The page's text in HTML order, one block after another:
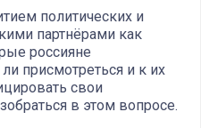
политических и
партнёрами как
россияне
присмотреться и к их
свои
в этом вопросе.